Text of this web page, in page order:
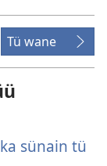
Tü wane
sünain tü